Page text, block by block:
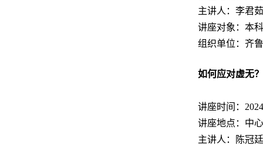
主讲人：李君茹
讲座对象：本
组织单位：齐
如何应对虚无？
讲座时间：
讲座地点：中
主讲人：陈冠廷